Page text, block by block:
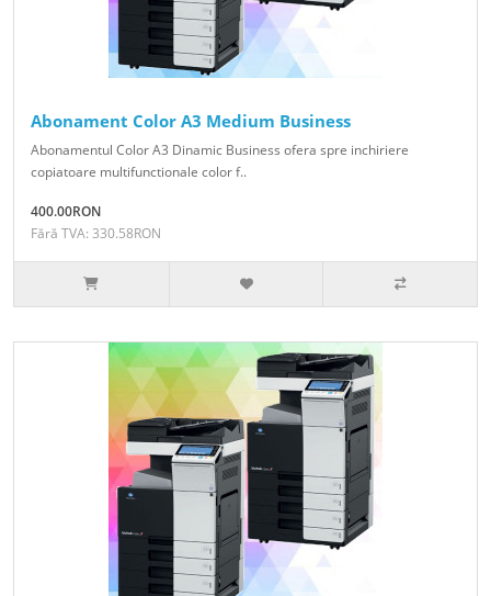
Abonament Color A3 Medium Business
Abonamentul Color A3 Dinamic Business ofera spre inchiriere
copiatoare multifunctionale color f..
400.00RON
Fără TVA: 330.58RON